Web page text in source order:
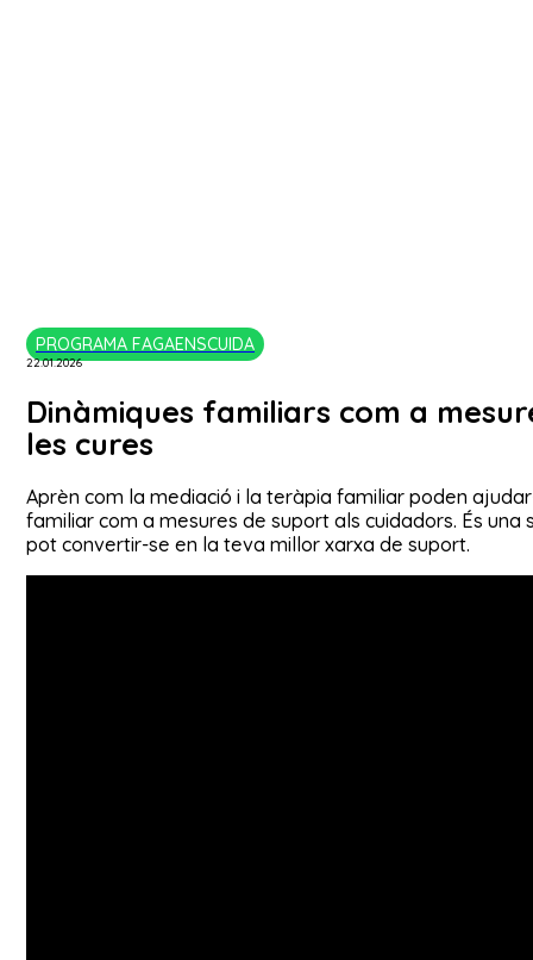
PROGRAMA FAGAENSCUIDA
22.01.2026
Dinàmiques familiars com a
les cures
Aprèn com la mediació i la teràpia familiar poden
familiar com a mesures de suport als cuidadors. És
pot convertir-se en la teva millor xarxa de suport.